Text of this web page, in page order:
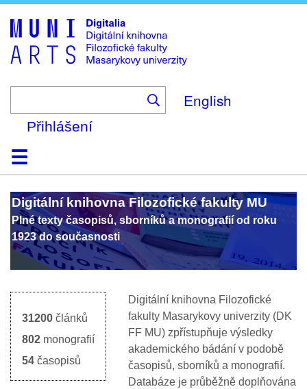
to
main
content
English
Přihlášení
DomůKolekce
Prohlížení
Vyhledávání
O platformě
Nápověda
KontaktDigitalia
Digitální knihovna Filozofické fakulty MU
Plné texty časopisů, sborníků a monografií od roku
1923 do současnosti
31200 článků
802 monografií
54 časopisů
Digitální knihovna Filozofické
fakulty Masarykovy univerzity (DK
FF MU) zpřístupňuje výsledky
akademického bádání v podobě
časopisů, sborníků a monografií.
Databáze je průběžně doplňována